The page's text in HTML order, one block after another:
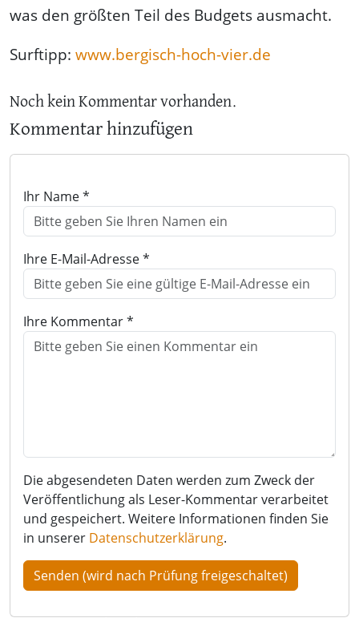
was den größten Teil des Budgets ausmacht.
Surftipp: www.bergisch-hoch-vier.de
Noch kein Kommentar vorhanden.
Kommentar hinzufügen
Ihr Name *
Ihre E-Mail-Adresse *
Ihre Kommentar *
Die abgesendeten Daten werden zum Zweck der
Veröffentlichung als Leser-Kommentar verarbeitet
und gespeichert. Weitere Informationen finden Sie
in unserer Datenschutzerklärung.